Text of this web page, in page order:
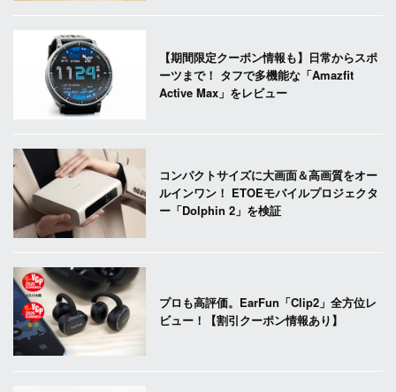
【期間限定クーポン情報も】日常からスポ
ーツまで！ タフで多機能な「Amazfit
Active Max」をレビュー
コンパクトサイズに大画面＆高画質をオー
ルインワン！ ETOEモバイルプロジェクタ
ー「Dolphin 2」を検証
プロも高評価。EarFun「Clip2」全方位レ
ビュー！【割引クーポン情報あり】